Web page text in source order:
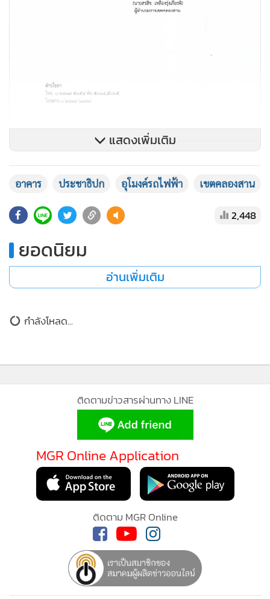
แสดงเพิ่มเติม
อาคาร ประชาธิปก อุโมงค์รถไฟฟ้า เขตคลองสาน
2,448
ยอดนิยม
อ่านเพิ่มเติม
กำลังโหลด...
ติดตามข่าวสารผ่านทาง LINE
MGR Online Application
ติดตาม MGR Online